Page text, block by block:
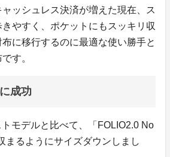
ッシュレス決済が増えた現在、ス
やすく、ポケットにもスッキリ収
に移行するのに最適な使い勝手と
す。
成功
トモデルと比べて、「FOLIO2.0 No
まるようにサイズダウンしまし